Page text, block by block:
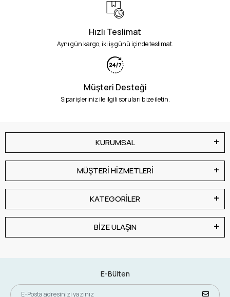
Hızlı Teslimat
Aynı gün kargo, iki iş günü içinde teslimat.
Müşteri Desteği
Siparişleriniz ile ilgili soruları bize iletin.
KURUMSAL
MÜŞTERİ HİZMETLERİ
KATEGORİLER
BİZE ULAŞIN
E-Bülten